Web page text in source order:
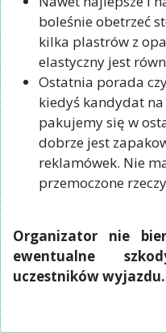
boleśnie obetrzeć
kilka plastrów z
elastyczny jest
Ostatnia porada
kiedyś kandydat
pakujemy się w
dobrze jest
reklamówek. Nie
przemoczone
Organizator nie
ewentualne
uczestników wyjazdu.